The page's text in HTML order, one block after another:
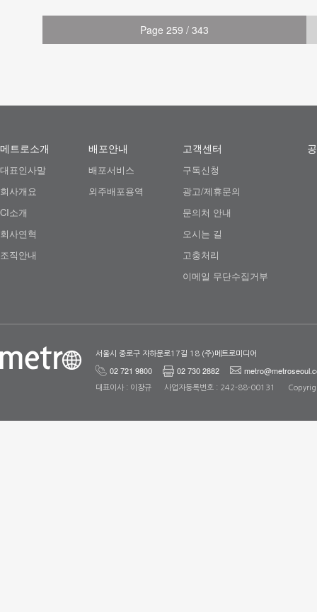
Page 259 / 343
메트로소개
대표인사말
회사개요
CI소개
회사연혁
조직안내
배포안내
배포서비스
외주배포용역
고객센터
구독신청
광고/제휴문의
문의처 안내
오시는 길
고충처리
이메일 무단수집거부
서울시 종로구 자하문로17길 18 (주)메트로미디어
02 721 9800 02 730 2882
대표이사 : 이장규 사업자등록번호 : 242-88-00131